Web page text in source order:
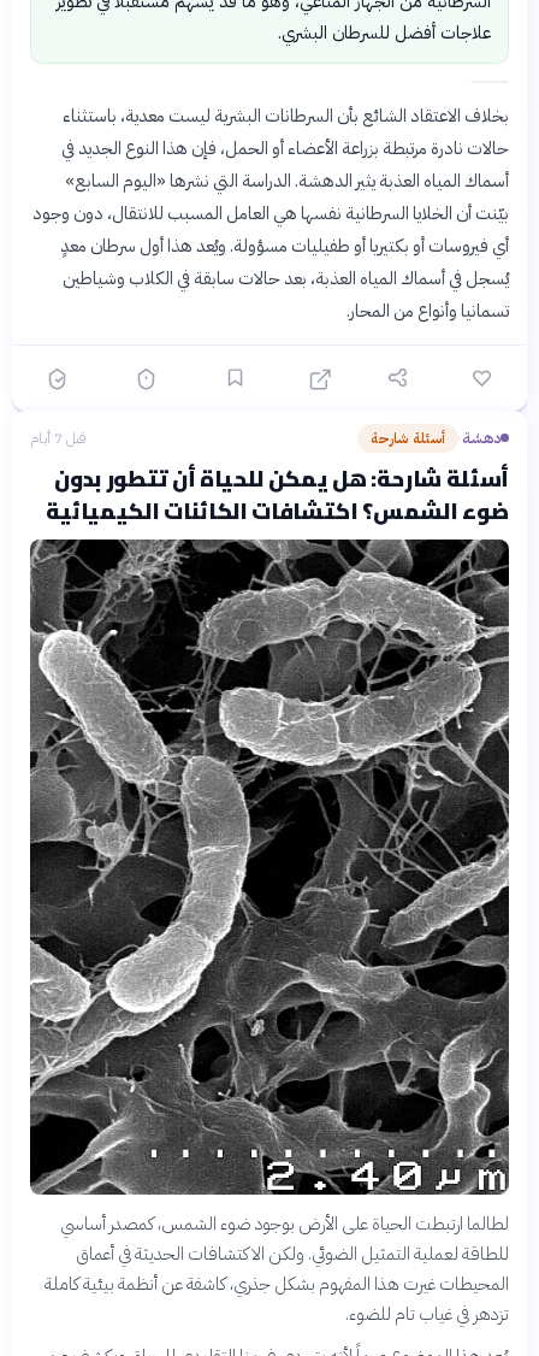
علاجات أفضل للسرطان البشري.
بخلاف الاعتقاد الشائع بأن السرطانات البشرية ليست معدية، باستثناء
حالات نادرة مرتبطة بزراعة الأعضاء أو الحمل، فإن هذا النوع الجديد في
أسماك المياه العذبة يثير الدهشة. الدراسة التي نشرها «اليوم السابع»
بيّنت أن الخلايا السرطانية نفسها هي العامل المسبب للانتقال، دون وجود
أي فيروسات أو بكتيريا أو طفيليات مسؤولة. ويُعد هذا أول سرطان معدٍ
يُسجل في أسماك المياه العذبة، بعد حالات سابقة في الكلاب وشياطين
تسمانيا وأنواع من المحار.
دهشة› أسئلة شارحة قبل 7 أيام
أسئلة شارحة: هل يمكن للحياة أن تتطور بدون
ضوء الشمس؟ اكتشافات الكائنات الكيميائية
لطالما ارتبطت الحياة على الأرض بوجود ضوء الشمس، كمصدر أساسي
للطاقة لعملية التمثيل الضوئي. ولكن الاكتشافات الحديثة في أعماق
المحيطات غيرت هذا المفهوم بشكل جذري، كاشفة عن أنظمة بيئية كاملة
تزدهر في غياب تام للضوء.